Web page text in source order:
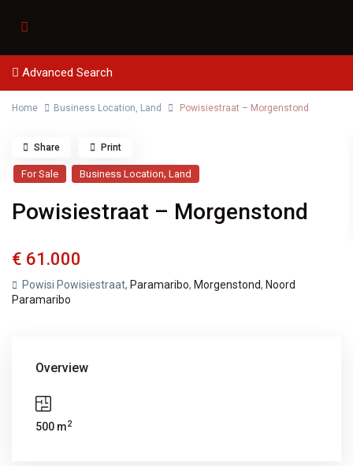
Advanced Search
Home Business Location, Land Powisiestraat – Morgenstond
For Sale Business Location,Land
Powisiestraat – Morgenstond
€ 61.000
Powisi Powisiestraat, Paramaribo, Morgenstond, Noord
Paramaribo
Share Print
Overview
500 m2